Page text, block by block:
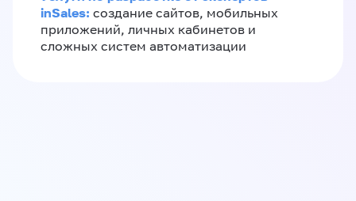
inSales: создание сайтов, мобильных
приложений, личных кабинетов и
сложных систем автоматизации